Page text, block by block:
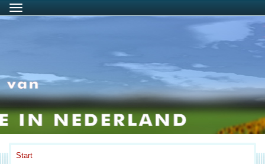
Menu
Start